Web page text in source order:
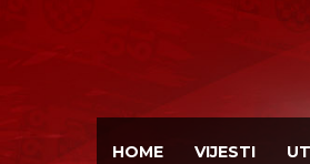
HOME VIJESTI